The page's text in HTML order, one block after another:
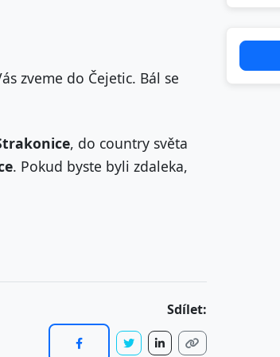
zveme do Čejetic. Bál se
, do country světa
. Pokud byste byli zdaleka,
Sdílet: